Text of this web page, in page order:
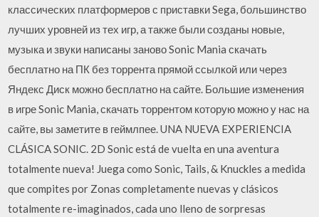
классических платформеров с приставки Sega, большинство
лучших уровней из тех игр, а также были созданы новые,
музыка и звуки написаны заново Sonic Mania скачать
бесплатно на ПК без торрента прямой ссылкой или через
Яндекс Диск можно бесплатно на сайте. Большие изменения
в игре Sonic Mania, скачать торрентом которую можно у нас на
сайте, вы заметите в геймлпее. UNA NUEVA EXPERIENCIA
CLÁSICA SONIC. 2D Sonic está de vuelta en una aventura
totalmente nueva! Juega como Sonic, Tails, & Knuckles a medida
que compites por Zonas completamente nuevas y clásicos
totalmente re-imaginados, cada uno lleno de sorpresas